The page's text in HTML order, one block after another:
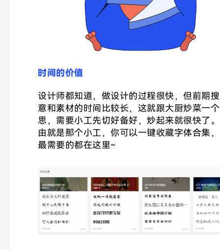
时间的价值
设计师都知道，做设计的过程很快，但前期
意和素材的时间比较长，这就跟大厨炒菜一
思，需要小工先切好备好，炒起来就很快了
由就是那个小工，你可以一键收藏字体合集
最需要的都在这里~